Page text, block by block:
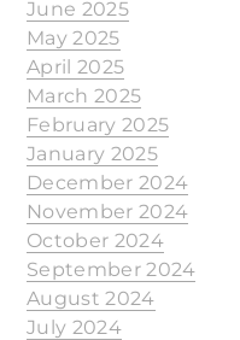
June 2025
May 2025
April 2025
March 2025
February 2025
January 2025
December 2024
November 2024
October 2024
September 2024
August 2024
July 2024